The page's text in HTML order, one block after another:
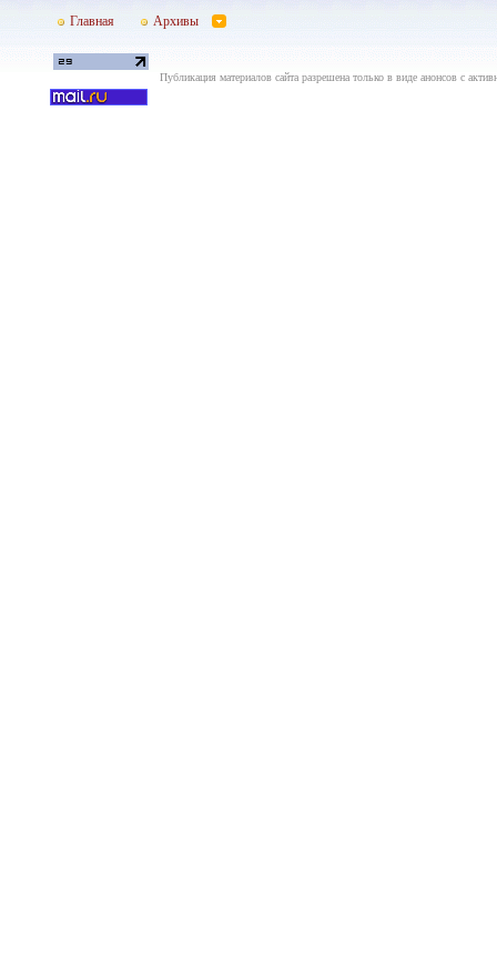
Главная Архивы
Публикация материалов сайта разрешена только в виде анонсов с